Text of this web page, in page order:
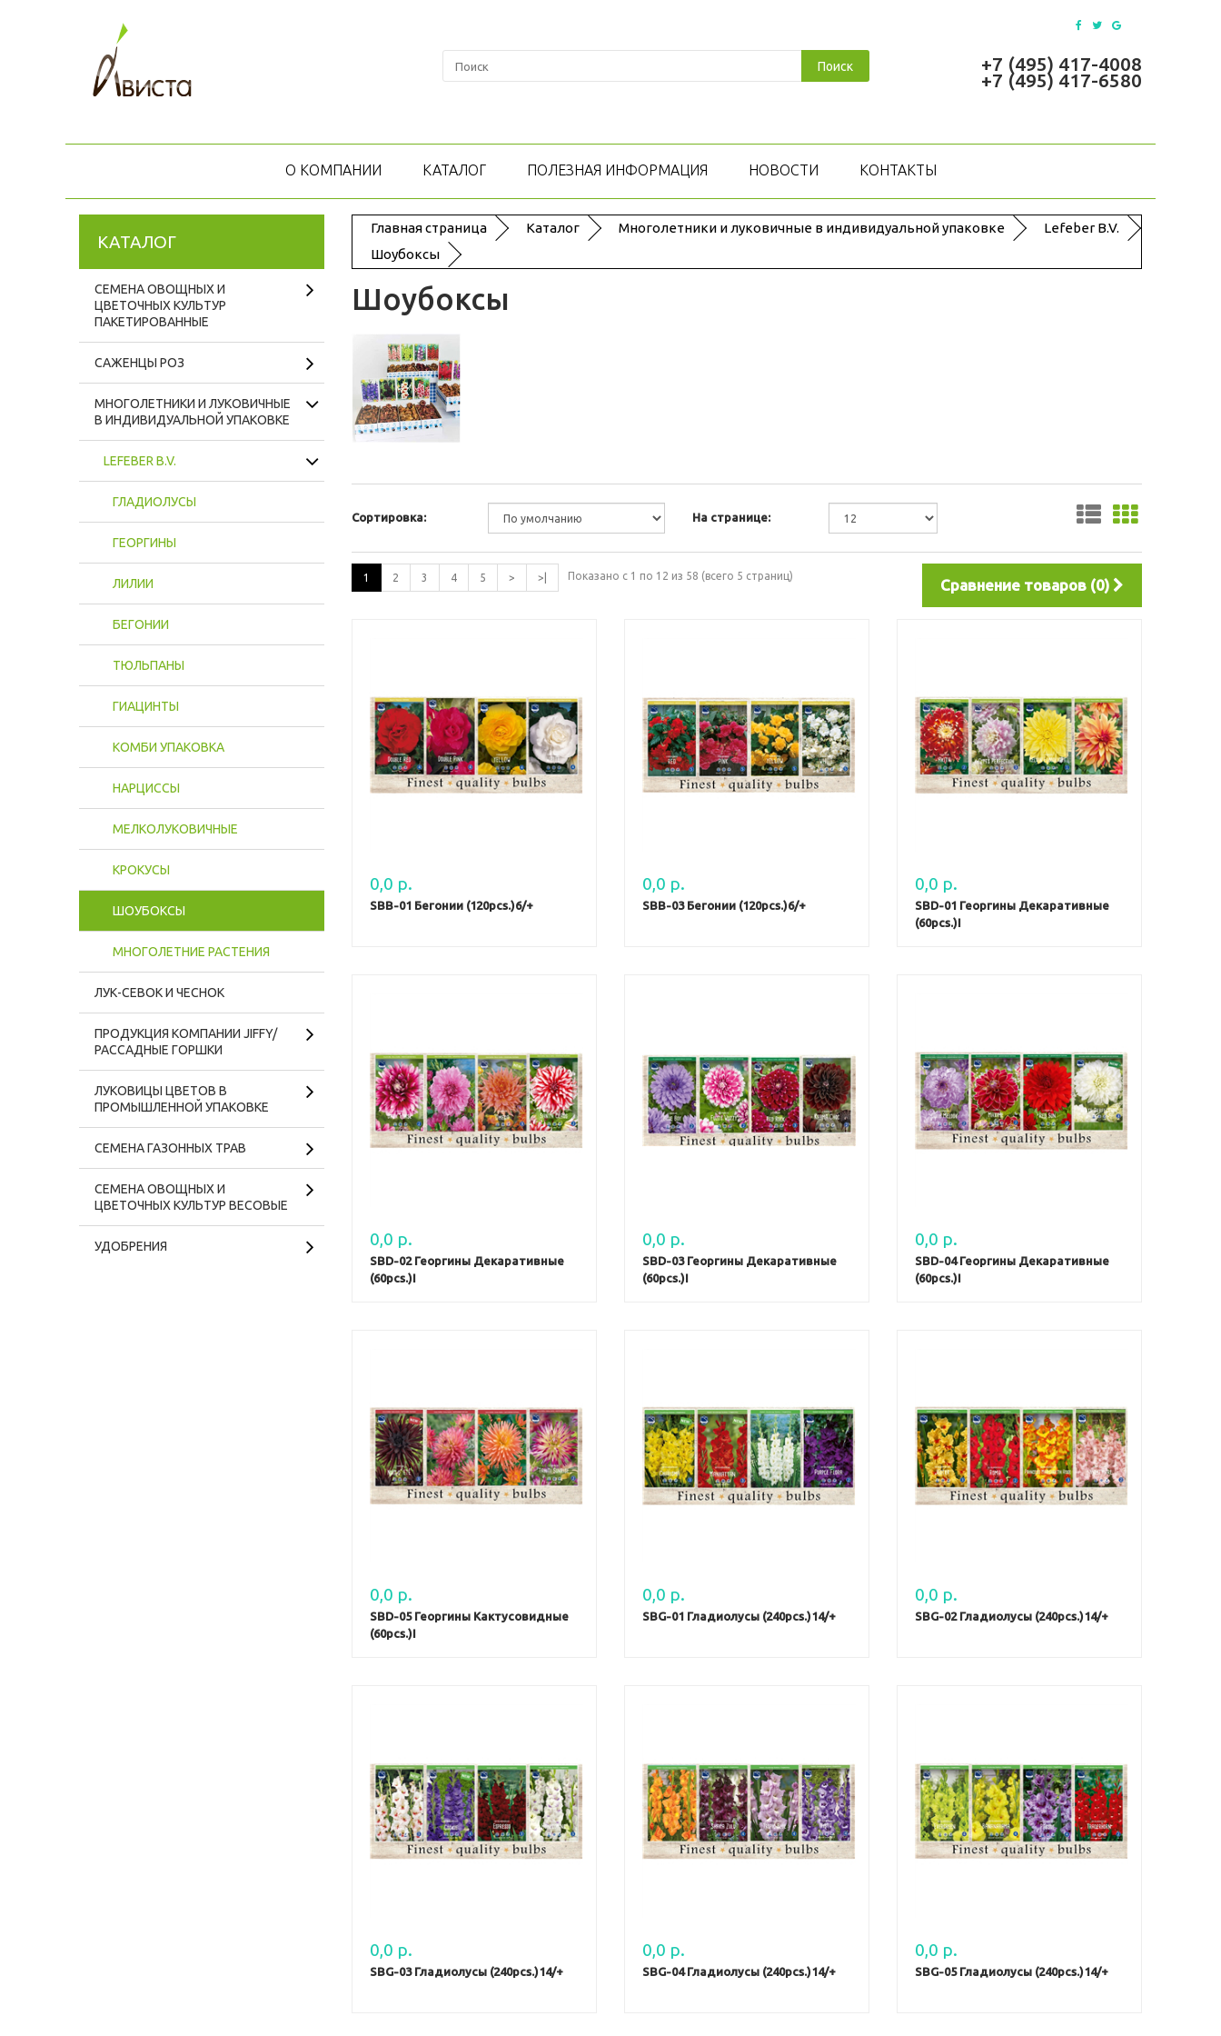
Поиск +7 (495) 417-4008
+7 (495) 417-6580
О КОМПАНИИ КАТАЛОГ ПОЛЕЗНАЯ ИНФОРМАЦИЯ НОВОСТИ КОНТАКТЫ
КАТАЛОГ
СЕМЕНА ОВОЩНЫХ И
ЦВЕТОЧНЫХ КУЛЬТУР
ПАКЕТИРОВАННЫЕ
САЖЕНЦЫ РОЗ
МНОГОЛЕТНИКИ И ЛУКОВИЧНЫЕ
В ИНДИВИДУАЛЬНОЙ УПАКОВКЕ
LEFEBER B.V.
ГЛАДИОЛУСЫ
ГЕОРГИНЫ
ЛИЛИИ
БЕГОНИИ
ТЮЛЬПАНЫ
ГИАЦИНТЫ
КОМБИ УПАКОВКА
НАРЦИССЫ
МЕЛКОЛУКОВИЧНЫЕ
КРОКУСЫ
ШОУБОКСЫ
МНОГОЛЕТНИЕ РАСТЕНИЯ
ЛУК-СЕВОК И ЧЕСНОК
ПРОДУКЦИЯ КОМПАНИИ JIFFY/
РАССАДНЫЕ ГОРШКИ
ЛУКОВИЦЫ ЦВЕТОВ В
ПРОМЫШЛЕННОЙ УПАКОВКЕ
CЕМЕНА ГАЗОННЫХ ТРАВ
СЕМЕНА ОВОЩНЫХ И
ЦВЕТОЧНЫХ КУЛЬТУР ВЕСОВЫЕ
УДОБРЕНИЯ
Главная страница Каталог Многолетники и луковичные в индивидуальной упаковке
Lefeber B.V.
Шоубоксы
Шоубоксы
Сортировка: На странице:
1 2 3 4 5 > >| Показано с 1 по 12 из 58 (всего 5 страниц)
Сравнение товаров (0)
0,0 р.
SBB-01 Бегонии (120pcs.)6/+
0,0 р.
SBB-03 Бегонии (120pcs.)6/+
0,0 р.
SBD-01 Георгины Декаративные
(60pcs.)I
0,0 р.
SBD-02 Георгины Декаративные
(60pcs.)I
0,0 р.
SBD-03 Георгины Декаративные
(60pcs.)I
0,0 р.
SBD-04 Георгины Декаративные
(60pcs.)I
0,0 р.
SBD-05 Георгины Кактусовидные
(60pcs.)I
0,0 р.
SBG-01 Гладиолусы (240pcs.)14/+
0,0 р.
SBG-02 Гладиолусы (240pcs.)14/+
0,0 р.
SBG-03 Гладиолусы (240pcs.)14/+
0,0 р.
SBG-04 Гладиолусы (240pcs.)14/+
0,0 р.
SBG-05 Гладиолусы (240pcs.)14/+